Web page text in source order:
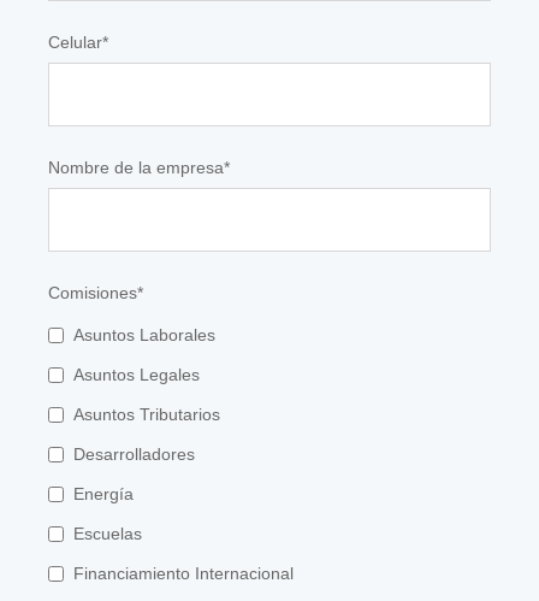
Celular*
Nombre de la empresa*
Comisiones*
Asuntos Laborales
Asuntos Legales
Asuntos Tributarios
Desarrolladores
Energía
Escuelas
Financiamiento Internacional